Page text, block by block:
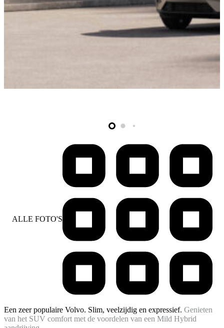
ALLE FOTO'S
Een zeer populaire Volvo. Slim, veelzijdig en expressief. Genieten
van het SUV comfort met de voordelen van een Mild Hybrid